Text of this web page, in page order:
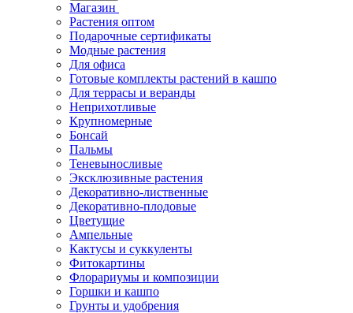
Магазин
Растения оптом
Подарочные сертификаты
Модные растения
Для офиса
Готовые комплекты растений в кашпо
Для террасы и веранды
Неприхотливые
Крупномерные
Бонсай
Пальмы
Теневыносливые
Эксклюзивные растения
Декоративно-лиственные
Декоративно-плодовые
Цветущие
Ампельные
Кактусы и суккуленты
Фитокартины
Флорариумы и композиции
Горшки и кашпо
Грунты и удобрения